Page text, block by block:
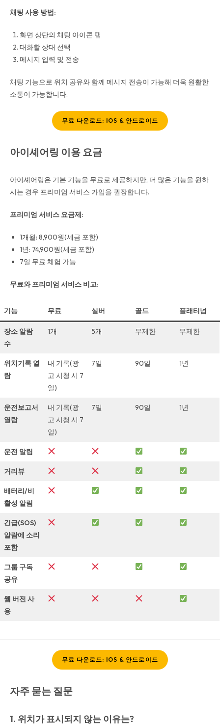
채팅 사용 방법:
화면 상단의 채팅 아이콘 탭
대화할 상대 선택
메시지 입력 및 전송
채팅 기능으로 위치 공유와 함께 메시지 전송이 가능해 더욱 원활한
소통이 가능합니다.
무료 다운로드: IOS & 안드로이드
아이셰어링 이용 요금
아이셰어링은 기본 기능을 무료로 제공하지만, 더 많은 기능을 원하
시는 경우 프리미엄 서비스 가입을 권장합니다.
프리미엄 서비스 요금제:
1개월: 8,900원(세금 포함)
1년: 74,900원(세금 포함)
7일 무료 체험 가능
무료와 프리미엄 서비스 비교:
기능 무료 실버 골드 플래티넘
장소 알람
수
1개 5개 무제한 무제한
위치기록 열
람
내 기록(광
고 시청 시 7
일)
7일 90일 1년
운전보고서
열람
내 기록(광
고 시청 시 7
일)
7일 90일 1년
운전 알림
거리뷰
배터리/비
활성 알림
긴급(SOS)
알람에 소리
포함
그룹 구독
공유
웹 버전 사
용
무료 다운로드: IOS & 안드로이드
자주 묻는 질문
1. 위치가 표시되지 않는 이유는?